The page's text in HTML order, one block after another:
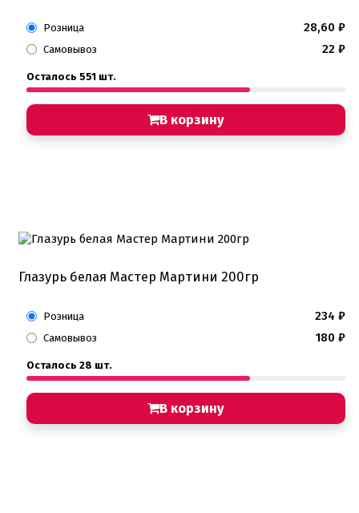
Розница 28,60 ₽
Самовывоз 22 ₽
Осталось 551 шт.
В корзину
Глазурь белая Мастер Мартини 200гр
Розница 234 ₽
Самовывоз 180 ₽
Осталось 28 шт.
В корзину